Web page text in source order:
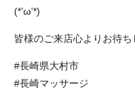
(*’ω’*)
皆様のご来店心よりお待
#長崎県大村市
#長崎マッサージ